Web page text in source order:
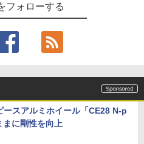
フォローする
ースアルミホイール「CE28 N-p
に剛性を向上